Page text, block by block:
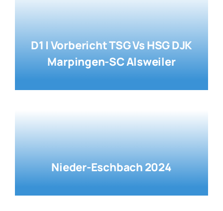
D1 | Vorbericht TSG Vs HSG DJK
Marpingen-SC Alsweiler
Nieder-Eschbach 2024